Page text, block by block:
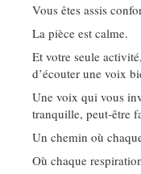
Vous êtes assis
La pièce est calme.
Et votre seule
d’écouter une voix
Une voix qui vous
tranquille, peut‑être
Un chemin où
Où chaque